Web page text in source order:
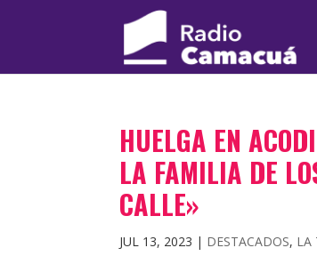
HUELGA EN
LA FAMILIA DE
CALLE»
JUL 13, 2023 | DESTACADOS, LA